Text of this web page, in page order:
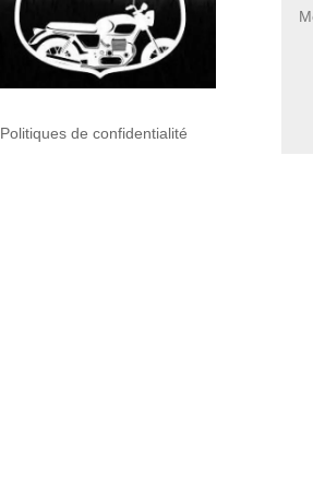
Politiques de confidentialité